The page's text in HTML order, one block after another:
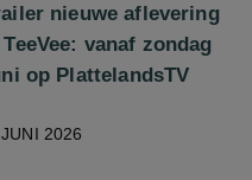
nieuwe aflevering VILT
nieuwe aflevering
TeeVee: vanaf zondag
op PlattelandsTV
2026